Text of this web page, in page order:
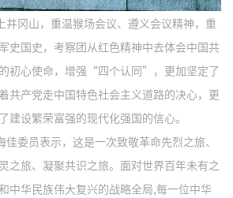
冈山，重温猴场会议、遵义会议精神，重
史国史，考察团从红色精神中去体会中国共
初心使命，增强“四个认同”，更加坚定了
共产党走中国特色社会主义道路的决心，更
建设繁荣富强的现代化强国的信心。
委员表示，这是一次致敬革命先烈之旅、
之旅、凝聚共识之旅。面对世界百年未有之
中华民族伟大复兴的战略全局,每一位中华